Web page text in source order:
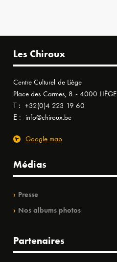
Les Chiroux
Centre Culturel de Liège
Place des Carmes, 8 - 4000 LIÈGE
T : +32(0)4 223 19 60
E : info@chiroux.be
Google map
Médias
Presse
Nos albums photos
Partenaires